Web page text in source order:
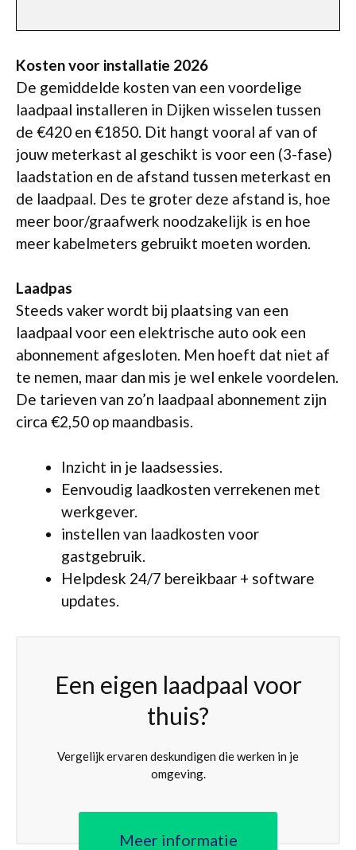
Kosten voor installatie 2026
De gemiddelde kosten van een voordelige
laadpaal installeren in Dijken wisselen tussen
de €420 en €1850. Dit hangt vooral af van of
jouw meterkast al geschikt is voor een (3-fase)
laadstation en de afstand tussen meterkast en
de laadpaal. Des te groter deze afstand is, hoe
meer boor/graafwerk noodzakelijk is en hoe
meer kabelmeters gebruikt moeten worden.
Laadpas
Steeds vaker wordt bij plaatsing van een
laadpaal voor een elektrische auto ook een
abonnement afgesloten. Men hoeft dat niet af
te nemen, maar dan mis je wel enkele voordelen.
De tarieven van zo’n laadpaal abonnement zijn
circa €2,50 op maandbasis.
Inzicht in je laadsessies.
Eenvoudig laadkosten verrekenen met
werkgever.
instellen van laadkosten voor
gastgebruik.
Helpdesk 24/7 bereikbaar + software
updates.
Een eigen laadpaal voor
thuis?
Vergelijk ervaren deskundigen die werken in je
omgeving.
Meer informatie